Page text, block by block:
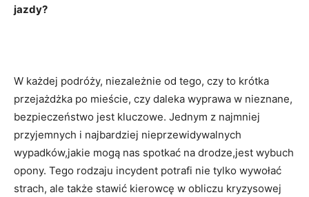
jazdy?
W każdej podróży, niezależnie od ‍tego, czy​ to ‌krótka
przejażdżka po mieście, czy daleka wyprawa w‍ nieznane,
bezpieczeństwo jest‍ kluczowe. Jednym z najmniej⁢
przyjemnych i najbardziej nieprzewidywalnych
wypadków,jakie mogą nas spotkać na ⁤drodze,jest wybuch
opony. Tego rodzaju incydent potrafi nie tylko⁢ wywołać
strach, ale ​także⁢ stawić kierowcę w obliczu kryzysowej